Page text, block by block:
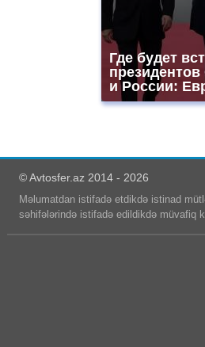
Где будет
и России:
© Avtosfer.az 2014 - 2026
Məlumatdan istifadə etdikdə istinad
səhifələrində istifadə edildikdə müvafiq